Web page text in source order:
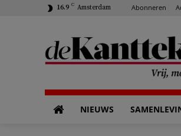
16.9 C Amsterdam Abonneren
NIEUWS